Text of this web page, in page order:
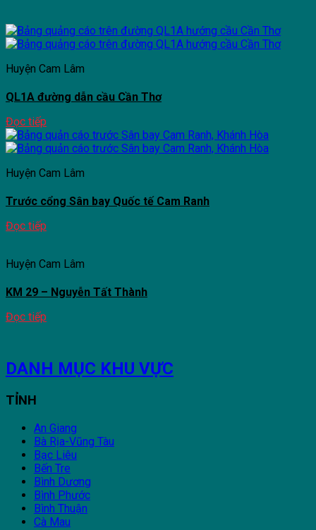
Huyện Cam Lâm
QL1A đường dẫn cầu Cần Thơ
Đọc tiếp
Huyện Cam Lâm
Trước cổng Sân bay Quốc tế Cam Ranh
Đọc tiếp
Huyện Cam Lâm
KM 29 – Nguyễn Tất Thành
Đọc tiếp
DANH MỤC KHU VỰC
TỈNH
An Giang
Bà Rịa-Vũng Tàu
Bạc Liêu
Bến Tre
Bình Dương
Bình Phước
Bình Thuận
Cà Mau